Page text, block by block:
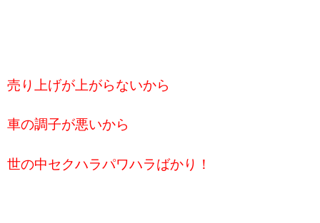
売り上げが上がらないから
車の調子が悪いから
世の中セクハラパワハラばかり！